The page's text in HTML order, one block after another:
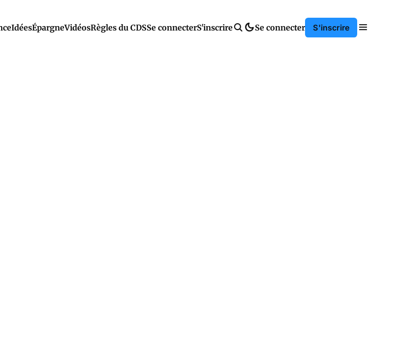
IdéesÉpargneVidéosRègles du CDSSe connecterS'inscrire Se connecter S'inscrire